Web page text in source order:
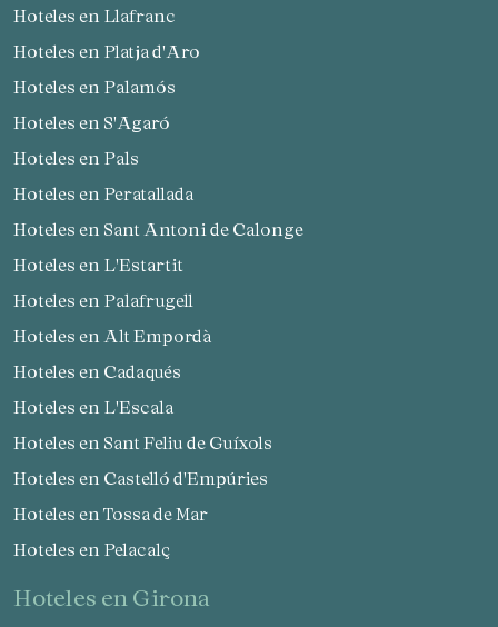
Hoteles en Llafranc
Hoteles en Platja d'Aro
Hoteles en Palamós
Hoteles en S'Agaró
Hoteles en Pals
Hoteles en Peratallada
Hoteles en Sant Antoni de Calonge
Hoteles en L'Estartit
Hoteles en Palafrugell
Hoteles en Alt Empordà
Hoteles en Cadaqués
Hoteles en L'Escala
Hoteles en Sant Feliu de Guíxols
Hoteles en Castelló d'Empúries
Hoteles en Tossa de Mar
Hoteles en Pelacalç
hoteles en Girona